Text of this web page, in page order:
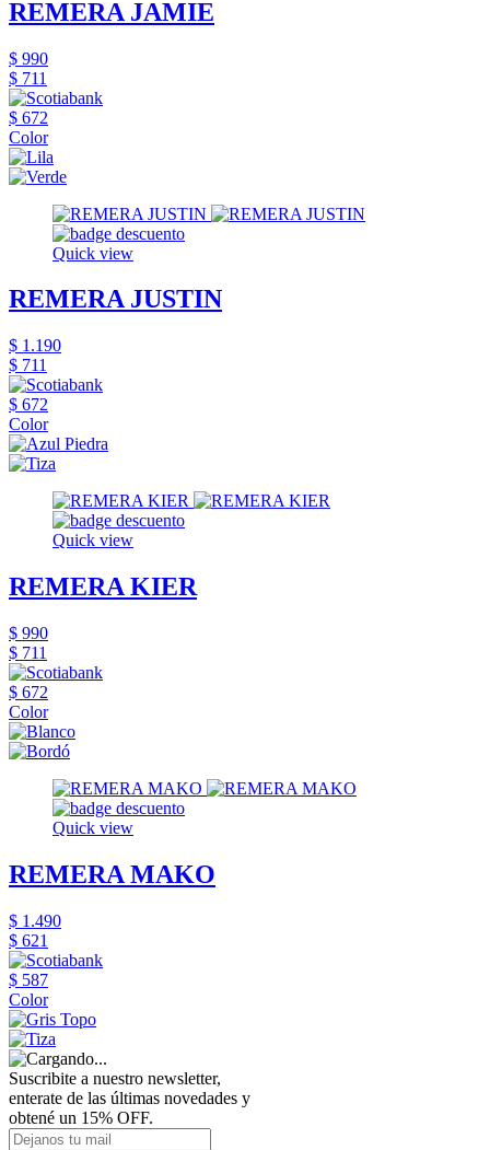
REMERA JAMIE
$ 990
$ 711
$ 672
Color
Quick view
REMERA JUSTIN
$ 1.190
$ 711
$ 672
Color
Quick view
REMERA KIER
$ 990
$ 711
$ 672
Color
Quick view
REMERA MAKO
$ 1.490
$ 621
$ 587
Color
Suscribite a nuestro newsletter,
enterate de las últimas novedades y
obtené un 15% OFF.